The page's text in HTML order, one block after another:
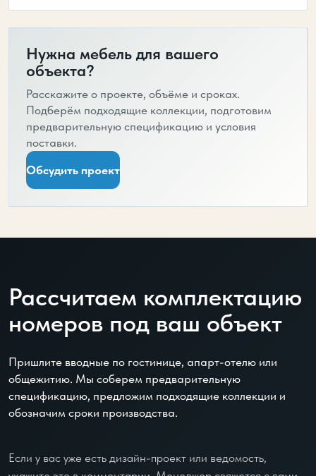
Нужна мебель для вашего
объекта?
Расскажите о проекте, объёме и сроках.
Подберём подходящие коллекции, подготовим
предварительную спецификацию и условия
поставки.
Обсудить проект
Рассчитаем комплектацию
номеров под ваш объект
Пришлите вводные по гостинице, апарт-отелю или
общежитию. Мы соберем предварительную
спецификацию, предложим подходящие коллекции и
обозначим сроки производства.
Если у вас уже есть дизайн-проект или ведомость,